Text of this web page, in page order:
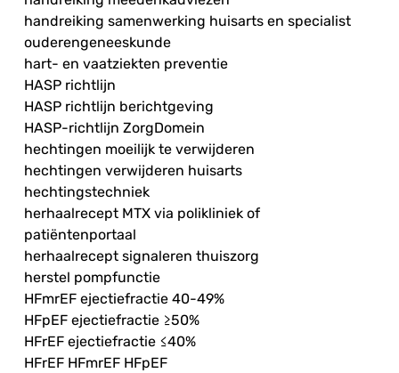
handreiking samenwerking huisarts en specialist
ouderengeneeskunde
hart- en vaatziekten preventie
HASP richtlijn
HASP richtlijn berichtgeving
HASP-richtlijn ZorgDomein
hechtingen moeilijk te verwijderen
hechtingen verwijderen huisarts
hechtingstechniek
herhaalrecept MTX via polikliniek of
patiëntenportaal
herhaalrecept signaleren thuiszorg
herstel pompfunctie
HFmrEF ejectiefractie 40-49%
HFpEF ejectiefractie ≥50%
HFrEF ejectiefractie ≤40%
HFrEF HFmrEF HFpEF